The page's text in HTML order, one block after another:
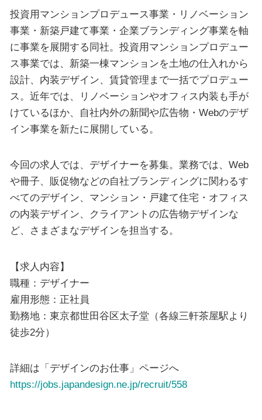
投資用マンションプロデュース事業・リノベーション
事業・新築戸建て事業・企業ブランディング事業を軸
に事業を展開する同社。投資用マンションプロデュー
ス事業では、新築一棟マンションを土地の仕入れから
設計、内装デザイン、賃貸管理まで一括でプロデュー
ス。近年では、リノベーションやオフィス内装も手が
けているほか、自社内外の新聞や広告物・Webのデザ
イン事業を新たに展開している。
今回の求人では、デザイナーを募集。業務では、Web
や冊子、販促物などの自社ブランディングに関わるす
べてのデザイン、マンション・戸建て住宅・オフィス
の内装デザイン、クライアントの広告物デザインな
ど、さまざまなデザインを担当する。
【求人内容】
職種：デザイナー
雇用形態：正社員
勤務地：東京都世田谷区太子堂（各線三軒茶屋駅より
徒歩2分）
詳細は「デザインのお仕事」ページへ
https://jobs.japandesign.ne.jp/recruit/558